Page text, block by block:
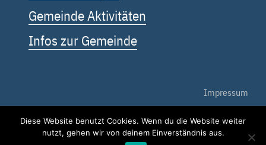
Gemeinde Aktivitäten
Infos zur Gemeinde
Impressum
Datenschutz
Diese Website benutzt Cookies. Wenn du die Website weiter
nutzt, gehen wir von deinem Einverständnis aus.